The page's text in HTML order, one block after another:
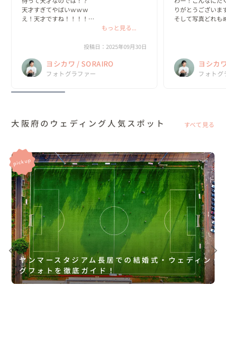
天才すぎてやばいｗｗｗ
え！天才ですね！！！！
ありがとうございます、天才です！！！！
もっと見る...
投稿日：2025年09月30日
ヨシカワ / SORAIRO
フォトグラファー
りがとうございま
そして写真どれも
ヨシカ
フォトグ
大阪府のウェディング人気スポット すべて見る
ヤンマースタジアム長居での結婚式・ウェディン
グフォトを徹底ガイド！